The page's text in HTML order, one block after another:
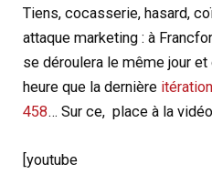
Tiens, cocasserie, hasard,
attaque marketing : à
se déroulera le même jour
heure que la dernière
458… Sur ce, place à la
[youtube